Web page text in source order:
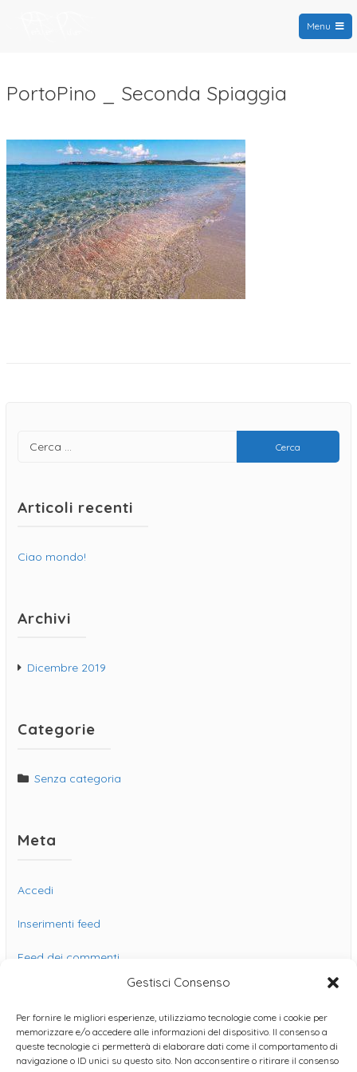
Gestisci Consenso
Per fornire le migliori esperienze, utilizziamo tecnologie come i cookie per
memorizzare e/o accedere alle informazioni del dispositivo. Il consenso a
queste tecnologie ci permetterà di elaborare dati come il comportamento di
navigazione o ID unici su questo sito. Non acconsentire o ritirare il consenso
Menu
PortoPino _ Seconda Spiaggia
Articoli recenti
Ciao mondo!
Archivi
Dicembre 2019
Categorie
Senza categoria
Meta
Accedi
Inserimenti feed
Feed dei commenti